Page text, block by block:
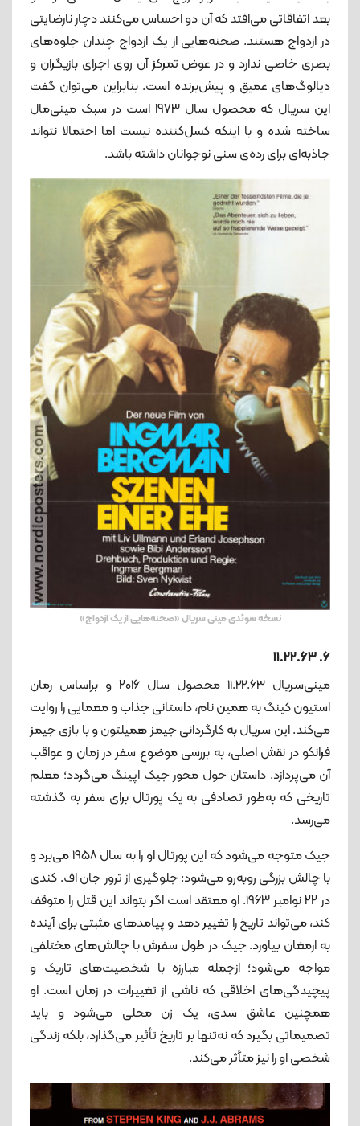
بعد اتفاقاتی می‌افتد که آن دو احساس می‌کنند دچار نارضایتی
در ازدواج هستند. صحنه‌هایی از یک ازدواج چندان جلوه‌های
بصری خاصی ندارد و در عوض تمرکز آن روی اجرای بازیگران و
دیالوگ‌های عمیق و پیش‌برنده است. بنابراین می‌توان گفت
این سریال که محصول سال 1973 است در سبک مینی‌مال
ساخته شده و با اینکه کسل‌کننده نیست اما احتمالا نتواند
جاذبه‌ای برای رده‌ی سنی نوجوانان داشته باشد.
نسخه سوئدی مینی سریال «صحنه‌هایی از یک ازدواج»
6. 11.22.63
مینی‌سریال 11.22.63 محصول سال ۲۰۱۶ و براساس رمان
استیون کینگ به همین نام، داستانی جذاب و معمایی را روایت
می‌کند. این سریال به کارگردانی جیمز همیلتون و با بازی جیمز
فرانکو در نقش اصلی، به بررسی موضوع سفر در زمان و عواقب
آن می‌پردازد. داستان حول محور جیک اپینگ می‌گردد؛ معلم
تاریخی که به‌طور تصادفی به یک پورتال برای سفر به گذشته
می‌رسد.
جیک متوجه می‌شود که این پورتال او را به سال ۱۹۵۸ می‌برد و
با چالش بزرگی روبه‌رو می‌شود: جلوگیری از ترور جان اف. کندی
در ۲۲ نوامبر ۱۹۶۳. او معتقد است اگر بتواند این قتل را متوقف
کند، می‌تواند تاریخ را تغییر دهد و پیامدهای مثبتی برای آینده
به ارمغان بیاورد. جیک در طول سفرش با چالش‌های مختلفی
مواجه می‌شود؛ ازجمله مبارزه با شخصیت‌های تاریک و
پیچیدگی‌های اخلاقی که ناشی از تغییرات در زمان است. او
همچنین عاشق سدی، یک زن محلی می‌شود و باید
تصمیماتی بگیرد که نه‌تنها بر تاریخ تأثیر می‌گذارد، بلکه زندگی
شخصی او را نیز متأثر می‌کند.